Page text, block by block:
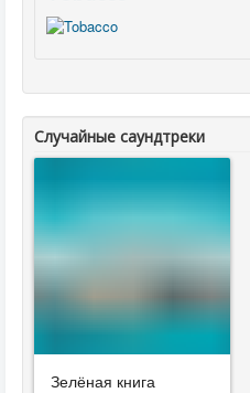
Случайные саундтреки
Зелёная книга